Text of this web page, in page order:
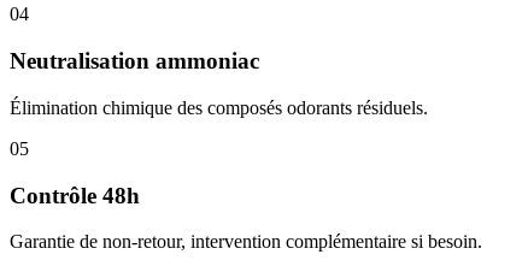
04
Neutralisation ammoniac
Élimination chimique des composés odorants résiduels.
05
Contrôle 48h
Garantie de non-retour, intervention complémentaire si besoin.